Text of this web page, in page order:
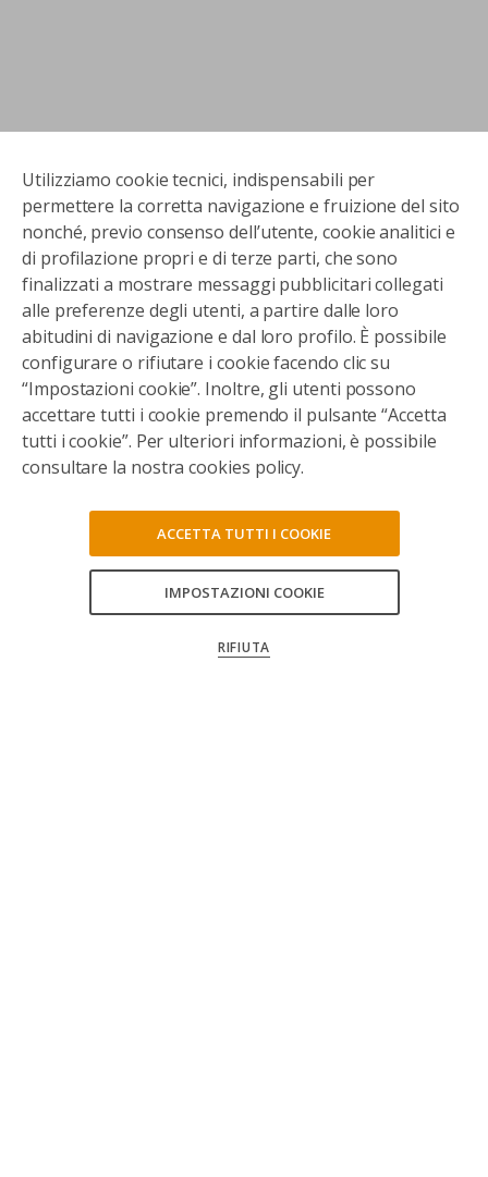
Utilizziamo cookie tecnici, indispensabili per
permettere la corretta navigazione e fruizione del sito
nonché, previo consenso dell’utente, cookie analitici e
di profilazione propri e di terze parti, che sono
finalizzati a mostrare messaggi pubblicitari collegati
alle preferenze degli utenti, a partire dalle loro
abitudini di navigazione e dal loro profilo. È possibile
configurare o rifiutare i cookie facendo clic su
“Impostazioni cookie”. Inoltre, gli utenti possono
accettare tutti i cookie premendo il pulsante “Accetta
tutti i cookie”. Per ulteriori informazioni, è possibile
consultare la nostra cookies policy.
IMPOSTAZIONI COOKIE
RIFIUTA
ACCETTA TUTTI I COOKIE
CONFERMA LE MIE SCELTE
CONSENTI TUTTI
Abbiamo realizzato un corto animato sul
progetto